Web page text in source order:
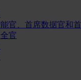
官、首席数据官和
官